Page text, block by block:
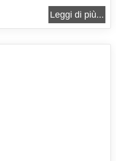
Questo dolce è
soffice e il suo
Leggi di più...